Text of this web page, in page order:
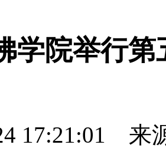
学院举行
17:21:01